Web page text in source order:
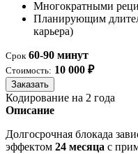
Многократными
Планирующим
карьера)
Срок 60-90 минут
Стоимость: 10 000 ₽
Заказать
Кодирование на 2 года
Описание
Долгосрочная блокада
эффектом 24 месяца с